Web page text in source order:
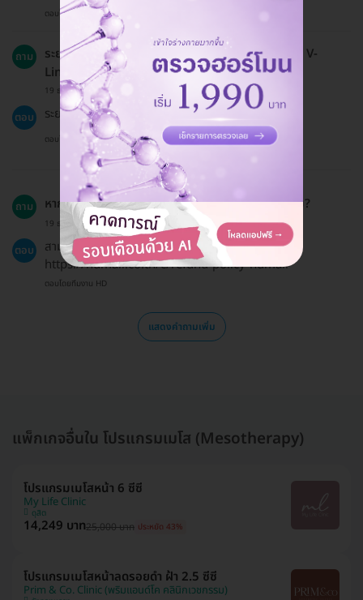
ตอบโดยทีมงาน HD
ถาม
ระยะเวลาที่ใช้ในการทำโปรแกรมเมโซแฟต Premium V-
Line นานแค่ไหน?
19 ธ.ค. 2024
ตอบ ระยะเวลารับบริการประมาณ 30 นาที
ตอบโดยทีมงาน HD
ถาม หากเปลี่ยนใจหลังซื้อแพ็กเกจสามารถขอคืนเงินได้ไหม?
19 ธ.ค. 2024
ตอบ
สามารถขอเงินคืนได้ตามนโยบายการคืนเงินที่ระบุไว้ที่นี่
https://hdmall.co.th/c/refund-policy-hdmall
ตอบโดยทีมงาน HD
แสดงคำถามเพิ่ม
แพ็กเกจอื่นใน โปรแกรมเมโส (Mesotherapy)
โปรแกรมเมโสหน้า 6 ซีซี
My Life Clinic
ดุสิต
14,249 บาท25,000 บาท ประหยัด 43%
โปรแกรมเมโสหน้าลดรอยดำ ฝ้า 2.5 ซีซี
Prim & Co. Clinic (พริมแอนด์โค คลินิกเวชกรรม)